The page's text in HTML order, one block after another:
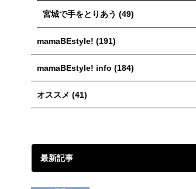
宮城で手をとりあう (49)
mamaBEstyle! (191)
mamaBEstyle! info (184)
オススメ (41)
最新記事